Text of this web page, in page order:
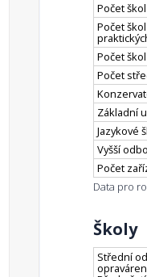
Počet
Počet
Počet
Počet
Základní
Jazykové
Vyšší
Počet
Data pro
Školy
Střední